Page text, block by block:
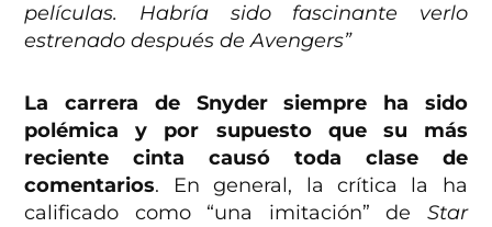
películas. Habría sido fascinante verlo
estrenado después de Avengers”
La carrera de Snyder siempre ha sido
polémica y por supuesto que su más
reciente cinta causó toda clase de
comentarios. En general, la crítica la ha
calificado como “una imitación” de Star